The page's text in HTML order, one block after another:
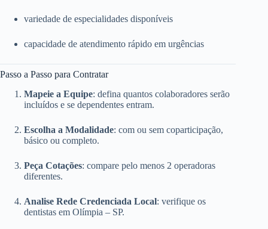
variedade de especialidades disponíveis
capacidade de atendimento rápido em urgências
Passo a Passo para Contratar
Mapeie a Equipe: defina quantos colaboradores serão
incluídos e se dependentes entram.
Escolha a Modalidade: com ou sem coparticipação,
básico ou completo.
Peça Cotações: compare pelo menos 2 operadoras
diferentes.
Analise Rede Credenciada Local: verifique os
dentistas em Olímpia – SP.